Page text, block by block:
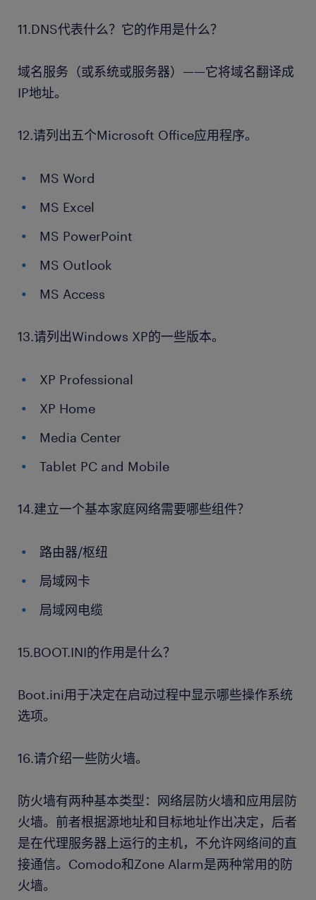
11.DNS代表什么？它的作用是什么？
域名服务（或系统或服务器）——它将域名翻译成
IP地址。
12.请列出五个Microsoft Office应用程序。
MS Word
MS Excel
MS PowerPoint
MS Outlook
MS Access
13.请列出Windows XP的一些版本。
XP Professional
XP Home
Media Center
Tablet PC and Mobile
14.建立一个基本家庭网络需要哪些组件？
路由器/枢纽
局域网卡
局域网电缆
15.BOOT.INI的作用是什么？
Boot.ini用于决定在启动过程中显示哪些操作系统
选项。
16.请介绍一些防火墙。
防火墙有两种基本类型：网络层防火墙和应用层防
火墙。前者根据源地址和目标地址作出决定，后者
是在代理服务器上运行的主机，不允许网络间的直
接通信。Comodo和Zone Alarm是两种常用的防
火墙。